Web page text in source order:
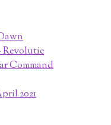
Revolutie
Command
2021